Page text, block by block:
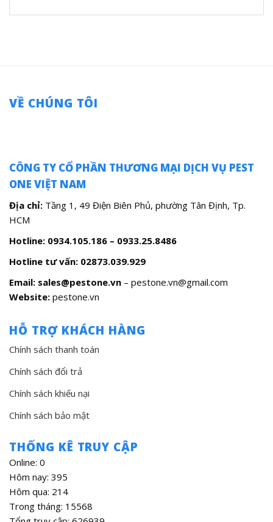
VỀ CHÚNG TÔI
CÔNG TY CỔ PHẦN THƯƠNG MẠI DỊCH VỤ PEST
ONE VIỆT NAM
Địa chỉ: Tầng 1, 49 Điện Biên Phủ, phường Tân Định, Tp.
HCM
Hotline: 0934.105.186 – 0933.25.8486
Hotline tư vấn: 02873.039.929
Email: sales@pestone.vn – pestone.vn@gmail.com
Website: pestone.vn
HỖ TRỢ KHÁCH HÀNG
Chính sách thanh toán
Chính sách đổi trả
Chính sách khiếu nại
Chính sách bảo mật
THỐNG KÊ TRUY CẬP
Online: 0
Hôm nay: 395
Hôm qua: 214
Trong tháng: 15568